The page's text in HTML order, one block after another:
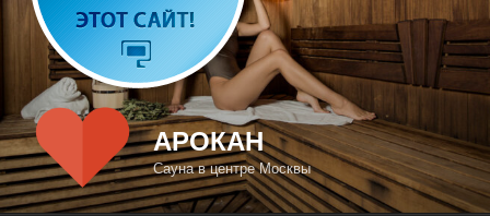
АРОКАН
Сауна в центре Москвы